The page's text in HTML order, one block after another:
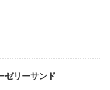
ゼリーサンド